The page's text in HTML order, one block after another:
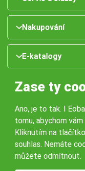
Nakupování
E-katalogy
Naše pobočky:
Zase ty
Ano, je to tak. I
tomu, abychom
Kliknutím na
souhlas. Nemáte
můžete odmítnout.